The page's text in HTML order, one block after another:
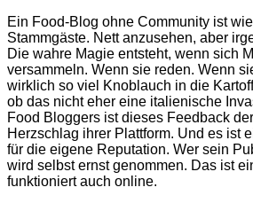
Ein Food-Blog ohne Community ist
Stammgäste. Nett anzusehen, aber
Die wahre Magie entsteht, wenn sich
versammeln. Wenn sie reden. Wenn
wirklich so viel Knoblauch in die
ob das nicht eher eine italienische
Food Bloggers ist dieses Feedback
Herzschlag ihrer Plattform. Und es ist
für die eigene Reputation. Wer sein
wird selbst ernst genommen. Das ist
funktioniert auch online.